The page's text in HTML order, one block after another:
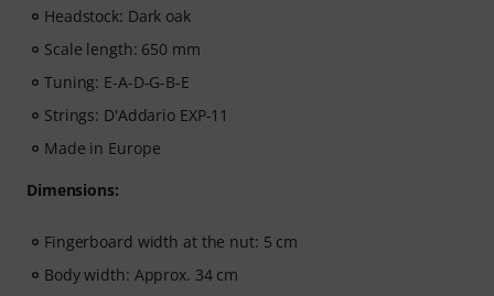
Headstock: Dark oak
Scale length: 650 mm
Tuning: E-A-D-G-B-E
Strings: D'Addario EXP-11
Made in Europe
Dimensions:
Fingerboard width at the nut: 5 cm
Body width: Approx. 34 cm